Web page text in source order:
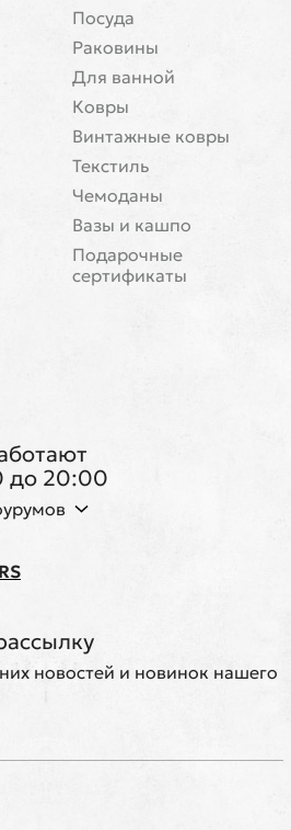
Посуда
Раковины
Для ванной
Ковры
Винтажные ковры
Текстиль
Чемоданы
Вазы и кашпо
Подарочные
сертификаты
до 20:00
новостей и новинок нашего